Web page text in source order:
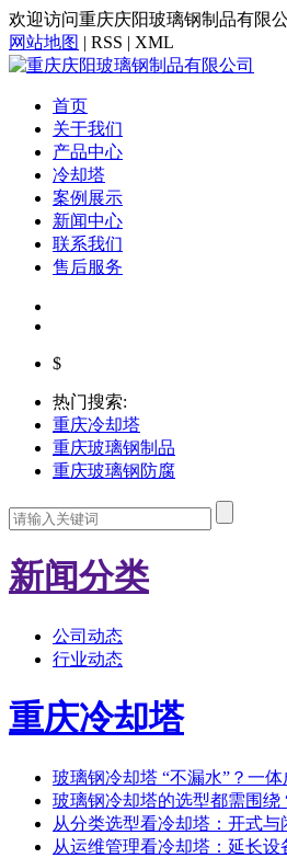
欢迎访问重庆庆阳玻璃钢制品有限
网站地图 | RSS | XML
首页
关于我们
产品中心
冷却塔
案例展示
新闻中心
联系我们
售后服务
$
热门搜索:
重庆冷却塔
重庆玻璃钢制品
重庆玻璃钢防腐
新闻分类
公司动态
行业动态
重庆冷却塔
玻璃钢冷却塔 “不漏水”？一
玻璃钢冷却塔的选型都需围绕
从分类选型看冷却塔：开式与
从运维管理看冷却塔：延长